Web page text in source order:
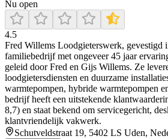
Nu open
4.5
Fred Willems Loodgieterswerk, gevestigd
familiebedrijf met ongeveer 45 jaar
geleid door Fred en Gijs Willems. Ze
loodgietersdiensten en duurzame
warmtepompen, hybride warmtepompen
bedrijf heeft een uitstekende
8,7) en staat bekend om servicegericht,
klantvriendelijk vakwerk.
Schutveldstraat 19, 5402 LS Uden,